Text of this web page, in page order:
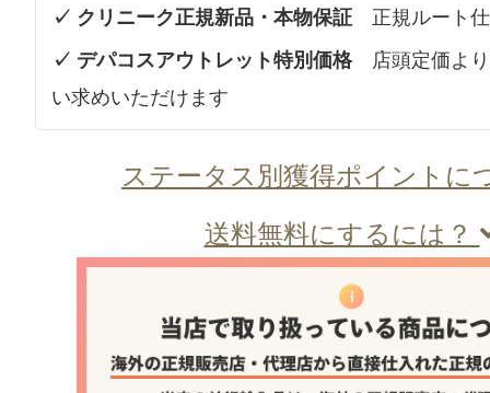
✓ クリニーク正規新品・本物保証 正規ルート
✓ デパコスアウトレット特別価格店頭定価より
い求めいただけます
ステータス別獲得ポイントに
送料無料にするには？